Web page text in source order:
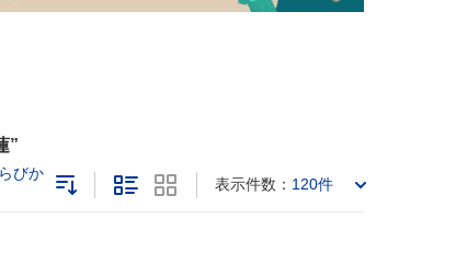
びか
表示件数： 120件